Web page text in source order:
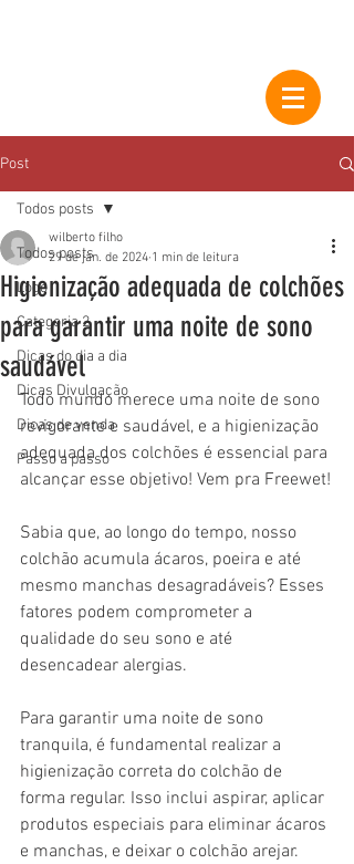
Post
Todos posts
Logo
Categoria 2
Dicas do dia a dia
Dicas Divulgação
Dicas de venda
Passo a passo
Todos posts
Higienização adequada de colchões
para garantir uma noite de sono
saudável
wilberto filho
29 de jan. de 2024 1 min de leitura
Todo mundo merece uma noite de sono
revigorante e saudável, e a higienização
adequada dos colchões é essencial para
alcançar esse objetivo! Vem pra Freewet!
Sabia que, ao longo do tempo, nosso
colchão acumula ácaros, poeira e até
mesmo manchas desagradáveis? Esses
fatores podem comprometer a
qualidade do seu sono e até
desencadear alergias.
Para garantir uma noite de sono
tranquila, é fundamental realizar a
higienização correta do colchão de
forma regular. Isso inclui aspirar, aplicar
produtos especiais para eliminar ácaros
e manchas, e deixar o colchão arejar.